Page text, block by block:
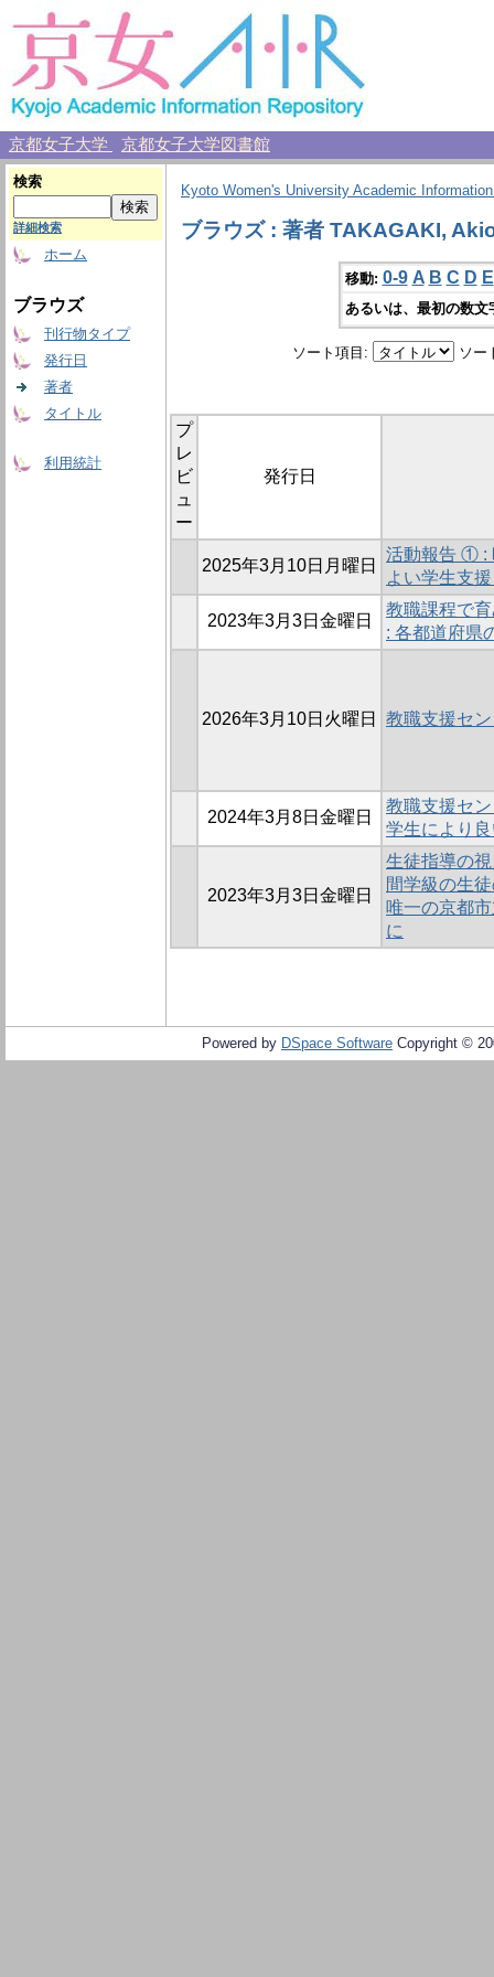
京都女子大学 京都女子大学図書館
検索
詳細検索
ホーム
ブラウズ
刊行物タイプ
発行日
著者
タイトル
利用統計
Kyoto Women's University Academic
ブラウズ : 著者 TAKAGAKI,
移動: 0-9 A B C D E
あるいは、最初の数
ソート項目: ソー
プ
レ
ビ
ュ
ー
発行日
2025年3月10日月曜日
活動報告 ① :
よい学生支
2023年3月3日金曜日
教職課程で
: 各都道府県
2026年3月10日火曜日 教職支援セ
2024年3月8日金曜日
教職支援セ
学生により
2023年3月3日金曜日
生徒指導の
間学級の生
唯一の京都
に
Powered by DSpace Software Copyright ©